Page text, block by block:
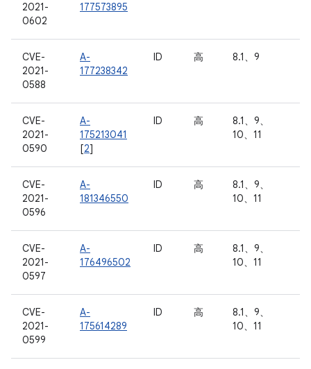
2021-
0602
177573895
CVE-
2021-
0588
A-
177238342
ID 高 8.1、9
CVE-
2021-
0590
A-
175213041
[2]
ID 高
8.1、9、
10、11
CVE-
2021-
0596
A-
181346550
ID 高
8.1、9、
10、11
CVE-
2021-
0597
A-
176496502
ID 高
8.1、9、
10、11
CVE-
2021-
0599
A-
175614289
ID 高
8.1、9、
10、11